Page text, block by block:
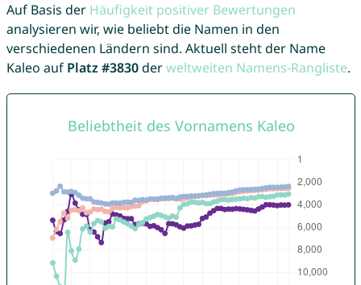
Auf Basis der Häufigkeit positiver Bewertungen
analysieren wir, wie beliebt die Namen in den
verschiedenen Ländern sind. Aktuell steht der Name
Kaleo auf Platz #3830derweltweiten Namens-Rangliste.